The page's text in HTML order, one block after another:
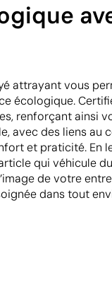
attrayant vous
écologique.
renforçant ainsi
avec des liens au
et praticité. En
qui véhicule
de votre
dans tout